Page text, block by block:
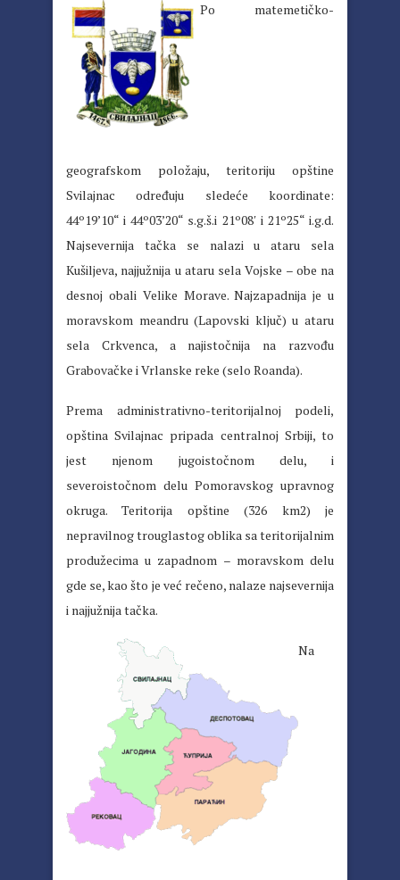
Po matemetičko-
geografskom položaju, teritoriju opštine
Svilajnac određuju sledeće koordinate:
44º19’10“ i 44º03’20“ s.g.š.i 21º08′ i 21º25“ i.g.d.
Najsevernija tačka se nalazi u ataru sela
Kušiljeva, najjužnija u ataru sela Vojske – obe na
desnoj obali Velike Morave. Najzapadnija je u
moravskom meandru (Lapovski ključ) u ataru
sela Crkvenca, a najistočnija na razvođu
Grabovačke i Vrlanske reke (selo Roanda).
Prema administrativno-teritorijalnoj podeli,
opština Svilajnac pripada centralnoj Srbiji, to
jest njenom jugoistočnom delu, i
severoistočnom delu Pomoravskog upravnog
okruga. Teritorija opštine (326 km2) je
nepravilnog trouglastog oblika sa teritorijalnim
produžecima u zapadnom – moravskom delu
gde se, kao što je već rečeno, nalaze najsevernija
i najjužnija tačka.
Na